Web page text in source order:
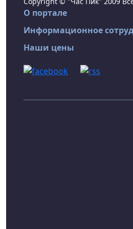
О портале
Информационное
Наши цены